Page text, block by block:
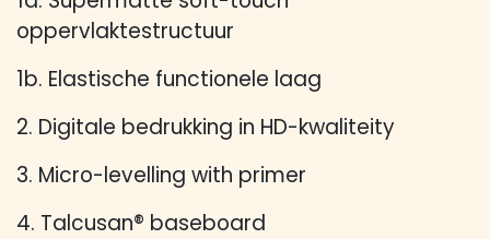
oppervlaktestructuur
1b. Elastische functionele laag
2. Digitale bedrukking in HD-kwaliteity
3. Micro-levelling with primer
4. Talcusan® baseboard